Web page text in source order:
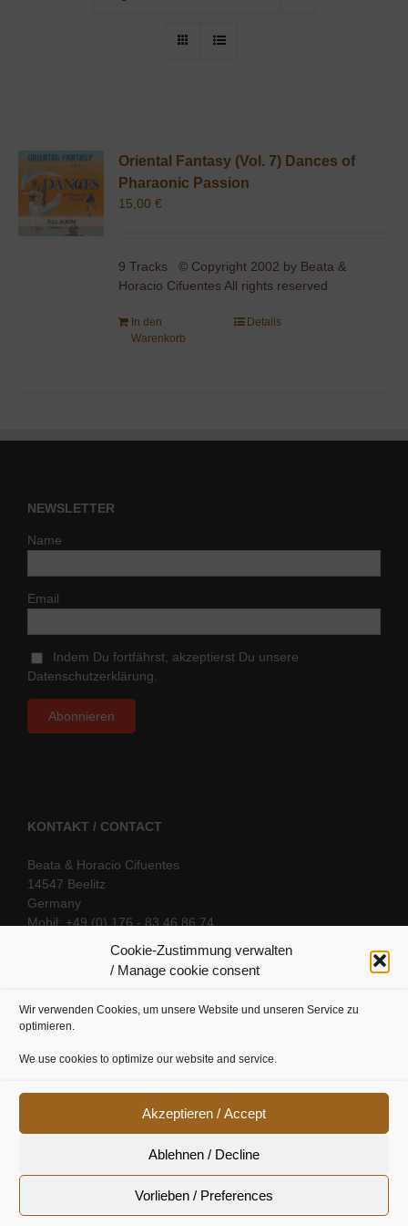
Cookie-Zustimmung verwalten
/ Manage cookie consent
Wir verwenden Cookies, um unsere Website und unseren Service zu
optimieren.
We use cookies to optimize our website and service.
Akzeptieren / Accept
Ablehnen / Decline
Vorlieben / Preferences
Oriental Fantasy (Vol. 7) Dances of
Pharaonic Passion
15,00€
9 Tracks © Copyright 2002 by Beata &
Horacio Cifuentes All rights reserved
In den
Warenkorb
Details
NEWSLETTER
Name
Email
Indem Du fortfährst, akzeptierst Du unsere
Datenschutzerklärung.
KONTAKT / CONTACT
Beata & Horacio Cifuentes
14547 Beelitz
Germany
Mobil: +49 (0) 176 - 83 46 86 74
SOCIAL LINKS
Cookie Richtline|Datenschutz|Urheberrecht|Impressum